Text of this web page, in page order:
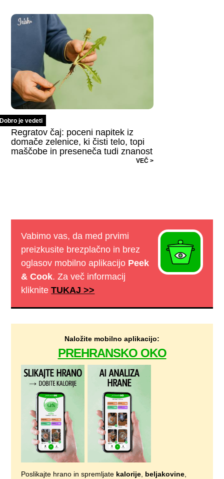
Dobro je vedeti
Regratov čaj: poceni napitek iz
domače zelenice, ki čisti telo, topi
maščobe in preseneča tudi znanost
VEČ >
Vabimo vas, da med prvimi
preizkusite brezplačno in brez
oglasov mobilno aplikacijo Peek
& Cook. Za več informacij
klikniteTUKAJ >>
Naložite mobilno aplikacijo:
PREHRANSKO OKO
Poslikajte hrano in spremljate kalorije beljakovine